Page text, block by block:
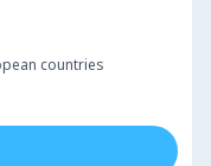
countries